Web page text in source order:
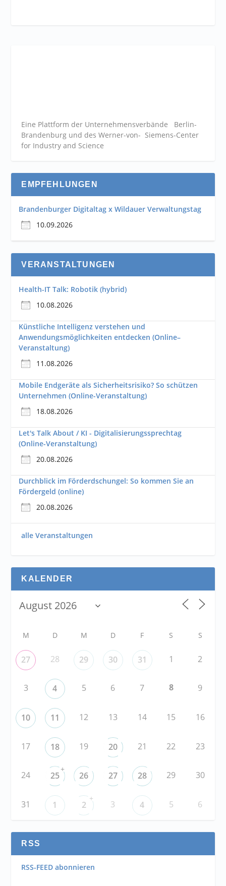
Eine Plattform der Unternehmensverbände Berlin-
Brandenburg und des Werner-von- Siemens-Center
for Industry and Science
EMPFEHLUNGEN
Brandenburger Digitaltag x Wildauer Verwaltungstag
10.09.2026
VERANSTALTUNGEN
Health-IT Talk: Robotik (hybrid)
10.08.2026
Künstliche Intelligenz verstehen und
Anwendungsmöglichkeiten entdecken (Online–
Veranstaltung)
11.08.2026
Mobile Endgeräte als Sicherheitsrisiko? So schützen
Unternehmen (Online-Veranstaltung)
18.08.2026
Let's Talk About / KI - Digitalisierungssprechtag
(Online-Veranstaltung)
20.08.2026
Durchblick im Förderdschungel: So kommen Sie an
Fördergeld (online)
20.08.2026
alle Veranstaltungen
KALENDER
M D M D F S S
27 28 29 30 31 1 2
3 4 5 6 7 8 9
10 11 12 13 14 15 16
17 18 19 20 21 22 23
24 25
+
26 27 28 29 30
31 1 2
+
3 4 5 6
RSS
RSS-FEED abonnieren